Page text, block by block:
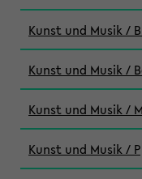
Kunst und Musik /
Kunst und Musik /
Kunst und Musik /
Kunst und Musik / P